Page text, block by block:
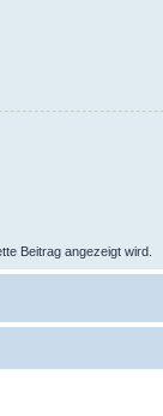
Beitrag angezeigt wird.